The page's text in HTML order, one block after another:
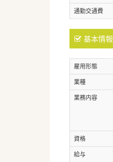
通勤交通費
基本情報
雇用形態
業種
業務内容
資格
給与